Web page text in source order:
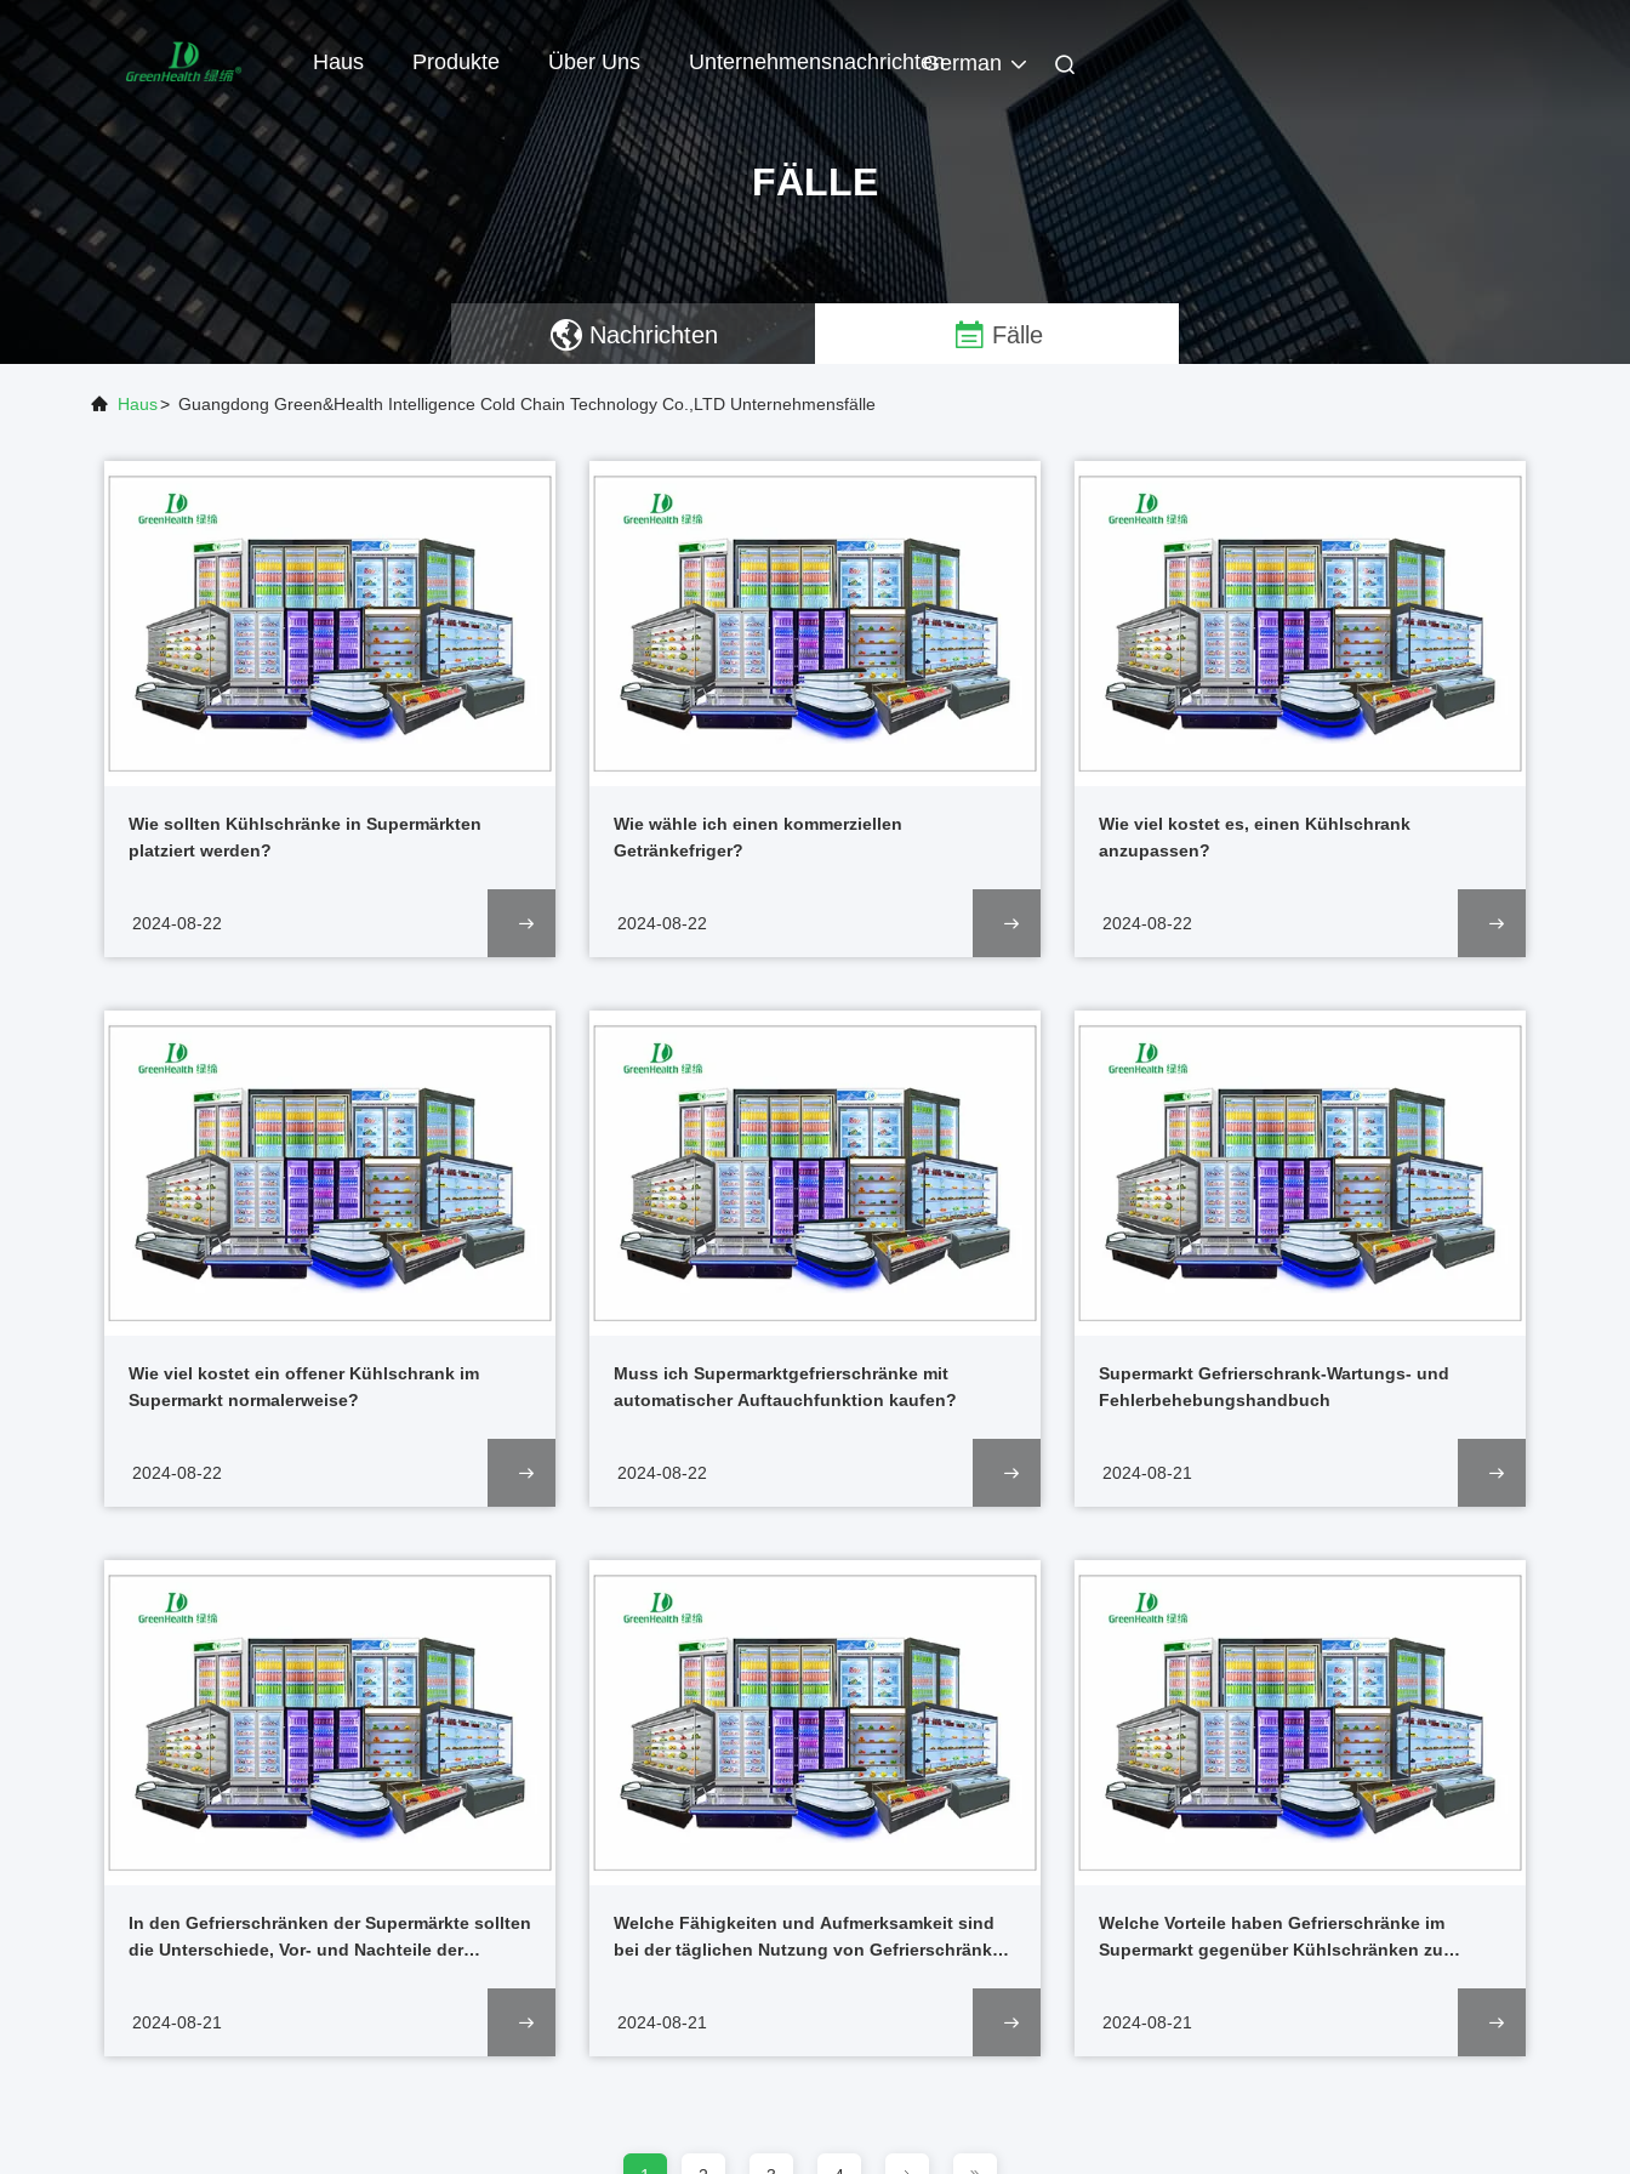
Haus Produkte Über Uns UnternehmensnachrichtenGerman
FÄLLE
Nachrichten Fälle
Haus> Guangdong Green&Health Intelligence Cold Chain Technology Co.,LTD Unternehmensfälle
Wie sollten Kühlschränke in Supermärkten
platziert werden?
2024-08-22
Wie wähle ich einen kommerziellen
Getränkefriger?
2024-08-22
Wie viel kostet es, einen Kühlschrank
anzupassen?
2024-08-22
Wie viel kostet ein offener Kühlschrank im
Supermarkt normalerweise?
2024-08-22
Muss ich Supermarktgefrierschränke mit
automatischer Auftauchfunktion kaufen?
2024-08-22
Supermarkt Gefrierschrank-Wartungs- und
Fehlerbehebungshandbuch
2024-08-21
In den Gefrierschränken der Supermärkte sollten
die Unterschiede, Vor- und Nachteile der
2024-08-21
Welche Fähigkeiten und Aufmerksamkeit sind
bei der täglichen Nutzung von Gefrierschränken
2024-08-21
Welche Vorteile haben Gefrierschränke im
Supermarkt gegenüber Kühlschränken zu
2024-08-21